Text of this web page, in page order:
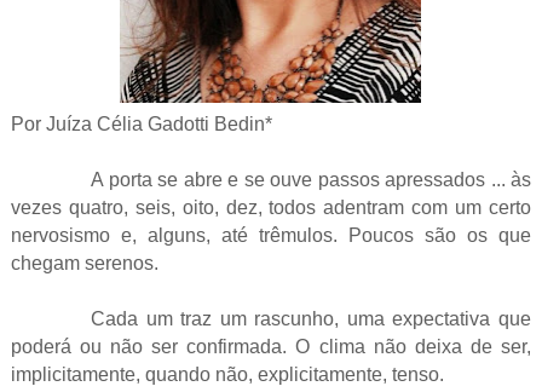
Por Juíza Célia Gadotti Bedin*
A porta se abre e se ouve passos apressados ... às
vezes quatro, seis, oito, dez, todos adentram com um certo
nervosismo e, alguns, até trêmulos. Poucos são os que
chegam serenos.
Cada um traz um rascunho, uma expectativa que
poderá ou não ser confirmada. O clima não deixa de ser,
implicitamente, quando não, explicitamente, tenso.